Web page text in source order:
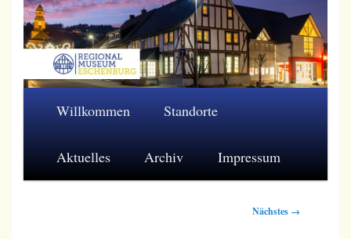
Zum
primären
Inhalt
Regionalmuseum Eschenburg e.V.
Willkommen Standorte
Aktuelles Archiv Impressum
Nächstes →